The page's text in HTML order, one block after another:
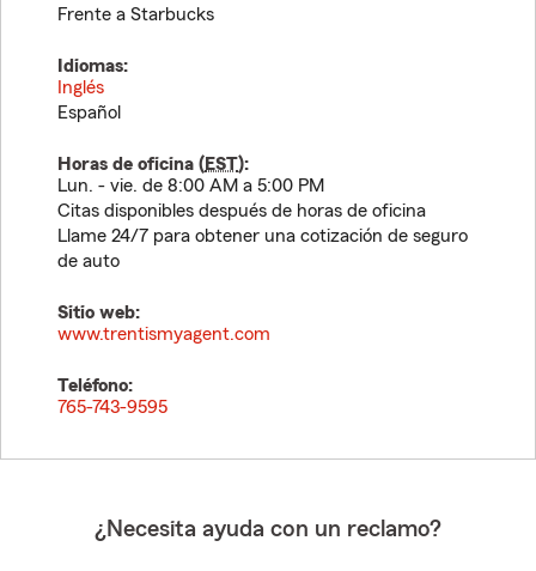
Frente a Starbucks
Idiomas:
Inglés
Español
Horas de oficina (EST):
Lun. - vie. de 8:00 AM a 5:00 PM
Citas disponibles después de horas de oficina
Llame 24/7 para obtener una cotización de seguro
de auto
Sitio web:
www.trentismyagent.com
Teléfono:
765-743-9595
¿Necesita ayuda con un reclamo?